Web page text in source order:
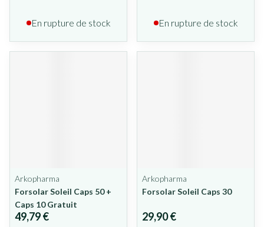
En rupture de stock En rupture de stock
Arkopharma
Forsolar Soleil Caps 50 +
Caps 10 Gratuit
49,79 €
Arkopharma
Forsolar Soleil Caps 30
29,90 €